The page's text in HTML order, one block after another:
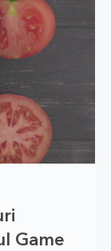
Game